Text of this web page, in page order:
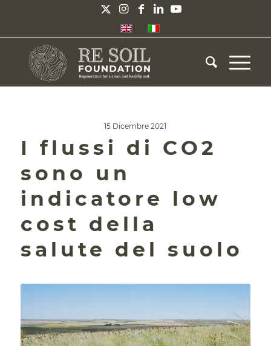
15 Dicembre 2021
I flussi di CO2
sono un
indicatore low
cost della
salute del suolo